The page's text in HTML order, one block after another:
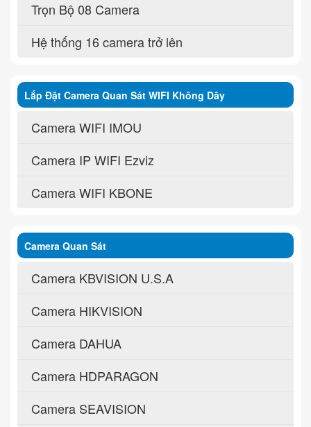
Trọn Bộ 08 Camera
Hệ thống 16 camera trở lên
Lắp Đặt Camera Quan Sát WIFI Không Dây
Camera WIFI IMOU
Camera IP WIFI Ezviz
Camera WIFI KBONE
Camera Quan Sát
Camera KBVISION U.S.A
Camera HIKVISION
Camera DAHUA
Camera HDPARAGON
Camera SEAVISION